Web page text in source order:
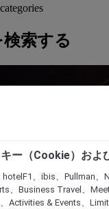
索する
ー（Cookie）およ
hotelF1、ibis、Pullman
、Business Travel、
Activities & Events、